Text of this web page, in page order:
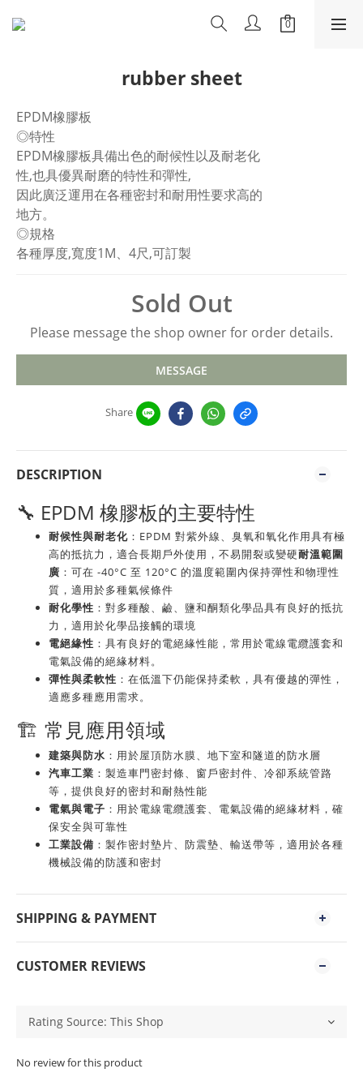
rubber sheet
EPDM橡膠板
◎特性
EPDM橡膠板具備出色的耐候性以及耐老化
性,也具優異耐磨的特性和彈性,
因此廣泛運用在各種密封和耐用性要求高的
地方。
◎規格
各種厚度,寬度1M、4尺,可訂製
Sold Out
Please message the shop owner for order details.
MESSAGE
Share
DESCRIPTION
🔧 EPDM 橡膠板的主要特性
耐候性與耐老化 ： EPDM 對紫外線、臭氧和氧化作用具有極
高的抵抗力，適合長期戶外使用，不易開裂或變硬耐溫範圍
廣 ： 可在 -40°C 至 120°C 的溫度範圍內保持彈性和物理性
質，適用於多種氣候條件
耐化學性 ： 對多種酸、鹼、鹽和酮類化學品具有良好的抵抗
力，適用於化學品接觸的環境
電絕緣性 ： 具有良好的電絕緣性能，常用於電線電纜護套和
電氣設備的絕緣材料。
彈性與柔軟性 ： 在低溫下仍能保持柔軟，具有優越的彈性，
適應多種應用需求。
🏗️ 常見應用領域
建築與防水 ： 用於屋頂防水膜、地下室和隧道的防水層
汽車工業 ： 製造車門密封條、窗戶密封件、冷卻系統管路
等，提供良好的密封和耐熱性能
電氣與電子 ： 用於電線電纜護套、電氣設備的絕緣材料，確
保安全與可靠性
工業設備 ： 製作密封墊片、防震墊、輸送帶等，適用於各種
機械設備的防護和密封
SHIPPING & PAYMENT
CUSTOMER REVIEWS
No review for this product